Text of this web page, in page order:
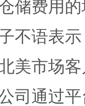
储费用
不语表
美市场
司通过